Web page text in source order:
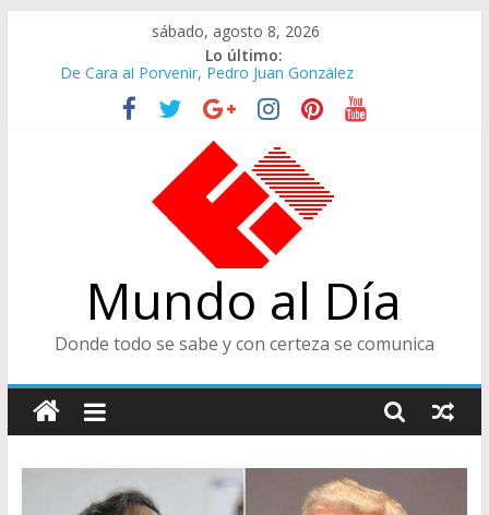
contenido
sábado, agosto 8, 2026
Lo último:
De Cara al Porvenir, Pedro Juan González
Altos Cargos y Envigadeños
Felices en la Fiesta de las Flores
Ministra de Cultura y Centro de Historia de Envigado
Mundo al Día
Donde todo se sabe y con certeza se comunica